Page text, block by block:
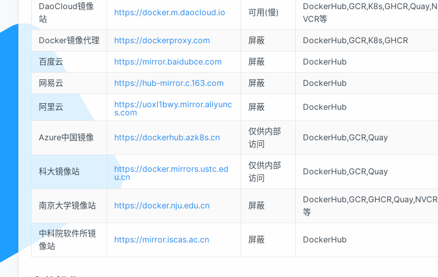
DaoCloud镜像
站
https://docker.m.daocloud.io 可用(慢)
DockerHub,GCR,K8s,GHCR,Quay,N
VCR等
Docker镜像代理 https://dockerproxy.com 屏蔽 DockerHub,GCR,K8s,GHCR
百度云 https://mirror.baidubce.com 屏蔽 DockerHub
网易云 https://hub-mirror.c.163.com 屏蔽 DockerHub
阿里云
https://uoxl1bwy.mirror.aliyunc
s.com
屏蔽 DockerHub
Azure中国镜像 https://dockerhub.azk8s.cn
仅供内部
访问
DockerHub,GCR,Quay
科大镜像站
https://docker.mirrors.ustc.ed
u.cn
仅供内部
访问
DockerHub,GCR,Quay
南京大学镜像站 https://docker.nju.edu.cn 屏蔽
DockerHub,GCR,GHCR,Quay,NVCR
等
中科院软件所镜
像站
https://mirror.iscas.ac.cn 屏蔽 DockerHub